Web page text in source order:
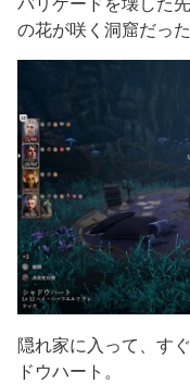
の花が咲く洞窟だった
隠れ家に入って、す
ドウハート。